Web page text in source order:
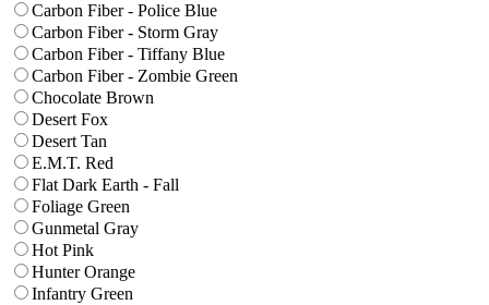
Carbon Fiber - Police Blue
Carbon Fiber - Storm Gray
Carbon Fiber - Tiffany Blue
Carbon Fiber - Zombie Green
Chocolate Brown
Desert Fox
Desert Tan
E.M.T. Red
Flat Dark Earth - Fall
Foliage Green
Gunmetal Gray
Hot Pink
Hunter Orange
Infantry Green